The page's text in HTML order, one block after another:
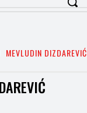
MEVLUDIN DIZDAREVIĆ